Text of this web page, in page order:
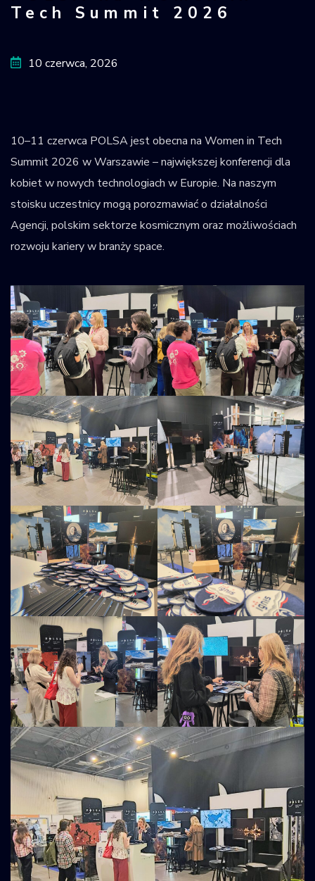
Krajowy Rejestr
Tech Summit 2026
10 czerwca, 2026
10–11 czerwca POLSA jest obecna na Women in Tech
Summit 2026 w Warszawie – największej konferencji dla
kobiet w nowych technologiach w Europie. Na naszym
stoisku uczestnicy mogą porozmawiać o działalności
Agencji, polskim sektorze kosmicznym oraz możliwościach
rozwoju kariery w branży space.